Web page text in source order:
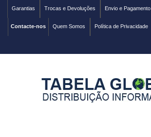
Envio e Pagamento
Trocas e Devoluções
Garantias
Política de Privacidade
Quem Somos
Contacte-nos